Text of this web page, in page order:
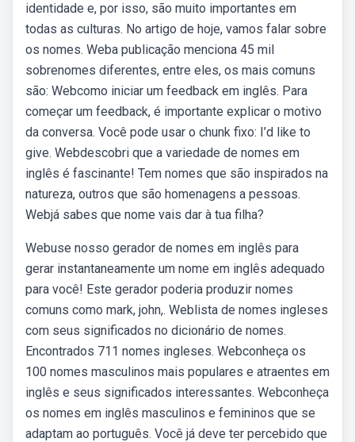
identidade e, por isso, são muito importantes em
todas as culturas. No artigo de hoje, vamos falar sobre
os nomes. Weba publicação menciona 45 mil
sobrenomes diferentes, entre eles, os mais comuns
são: Webcomo iniciar um feedback em inglês. Para
começar um feedback, é importante explicar o motivo
da conversa. Você pode usar o chunk fixo: I’d like to
give. Webdescobri que a variedade de nomes em
inglês é fascinante! Tem nomes que são inspirados na
natureza, outros que são homenagens a pessoas.
Webjá sabes que nome vais dar à tua filha?
Webuse nosso gerador de nomes em inglês para
gerar instantaneamente um nome em inglês adequado
para você! Este gerador poderia produzir nomes
comuns como mark, john,. Weblista de nomes ingleses
com seus significados no dicionário de nomes.
Encontrados 711 nomes ingleses. Webconheça os
100 nomes masculinos mais populares e atraentes em
inglês e seus significados interessantes. Webconheça
os nomes em inglês masculinos e femininos que se
adaptam ao português. Você já deve ter percebido que